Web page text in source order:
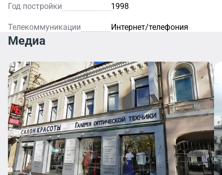
Год постройки 1998
Телекоммуникации Интернет/телефония
Медиа